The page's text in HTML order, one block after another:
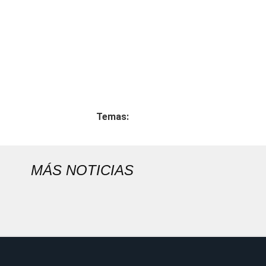
Temas:
MÁS NOTICIAS